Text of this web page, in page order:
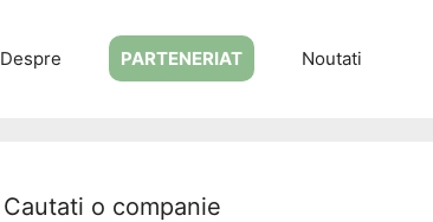
Despre PARTENERIAT Noutati
Cautati o companie